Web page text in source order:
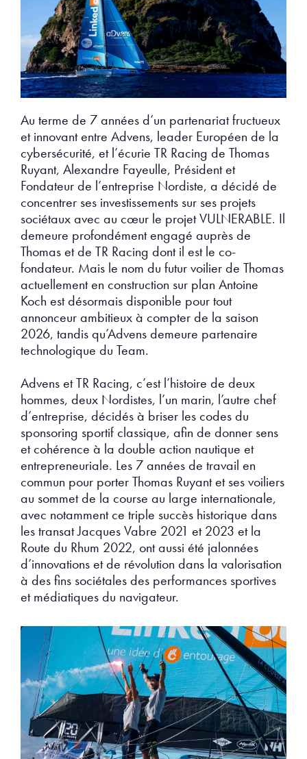
Au terme de 7 années d’un partenariat fructueux
et innovant entre Advens, leader Européen de la
cybersécurité, et l’écurie TR Racing de Thomas
Ruyant, Alexandre Fayeulle, Président et
Fondateur de l’entreprise Nordiste, a décidé de
concentrer ses investissements sur ses projets
sociétaux avec au cœur le projet VULNERABLE. Il
demeure profondément engagé auprès de
Thomas et de TR Racing dont il est le co-
fondateur. Mais le nom du futur voilier de Thomas
actuellement en construction sur plan Antoine
Koch est désormais disponible pour tout
annonceur ambitieux à compter de la saison
2026, tandis qu’Advens demeure partenaire
technologique du Team.
Advens et TR Racing, c’est l’histoire de deux
hommes, deux Nordistes, l’un marin, l’autre chef
d’entreprise, décidés à briser les codes du
sponsoring sportif classique, afin de donner sens
et cohérence à la double action nautique et
entrepreneuriale. Les 7 années de travail en
commun pour porter Thomas Ruyant et ses voiliers
au sommet de la course au large internationale,
avec notamment ce triple succès historique dans
les transat Jacques Vabre 2021 et 2023 et la
Route du Rhum 2022, ont aussi été jalonnées
d’innovations et de révolution dans la valorisation
à des fins sociétales des performances sportives
et médiatiques du navigateur.